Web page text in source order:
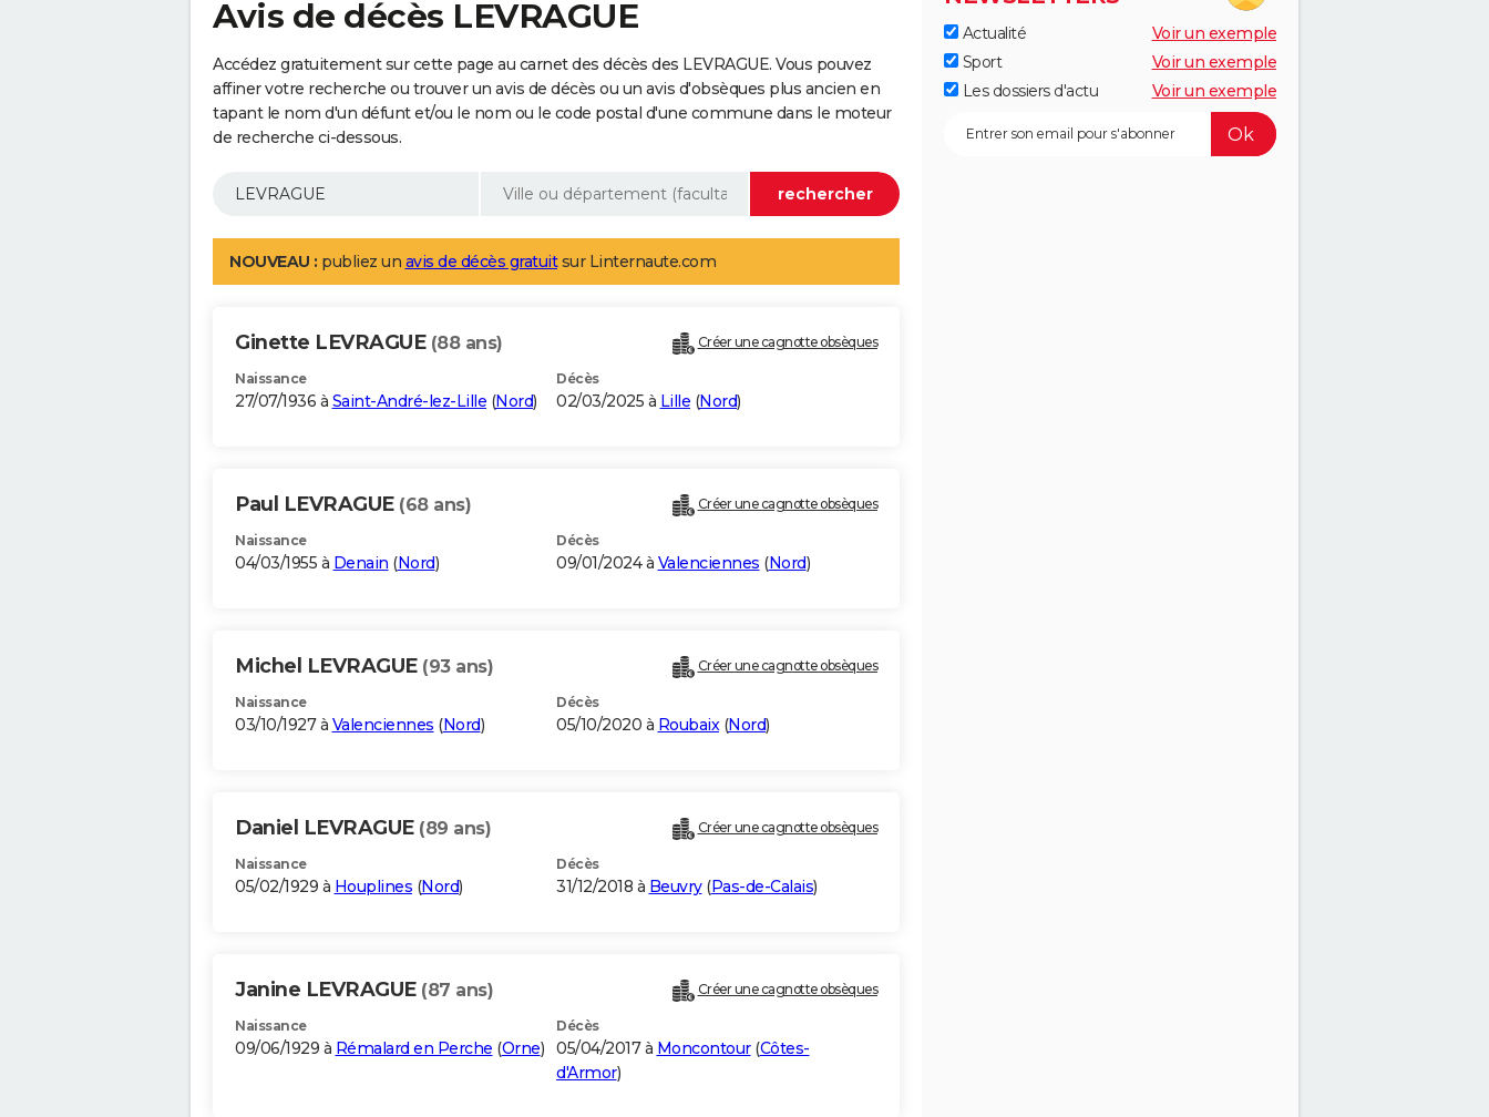
Avis de décès LEVRAGUE
Accédez gratuitement sur cette page au carnet des décès des LEVRAGUE. Vous pouvez
affiner votre recherche ou trouver un avis de décès ou un avis d'obsèques plus ancien en
tapant le nom d'un défunt et/ou le nom ou le code postal d'une commune dans le moteur
de recherche ci-dessous.
NOUVEAU : publiez un avis de décès gratuitsur Linternaute.com
Ginette LEVRAGUE (88 ans) Créer une cagnotte obsèques
Naissance
27/07/1936 à Saint-André-lez-Lille (Nord)
Décès
02/03/2025 à Lille (Nord)
Paul LEVRAGUE (68 ans) Créer une cagnotte obsèques
Naissance
04/03/1955 à Denain (Nord)
Décès
09/01/2024 à Valenciennes (Nord)
Michel LEVRAGUE (93 ans) Créer une cagnotte obsèques
Naissance
03/10/1927 à Valenciennes (Nord)
Décès
05/10/2020 à Roubaix(Nord)
Daniel LEVRAGUE (89 ans) Créer une cagnotte obsèques
Naissance
05/02/1929 à Houplines (Nord)
Décès
31/12/2018 à Beuvry(Pas-de-Calais)
Janine LEVRAGUE (87 ans) Créer une cagnotte obsèques
Naissance
09/06/1929 à Rémalard en Perche (Orne)
Décès
05/04/2017 à Moncontour(Côtes-
d'Armor)
Actualité
Voir un exemple
Sport
Voir un exemple
Les dossiers d'actu
Voir un exemple